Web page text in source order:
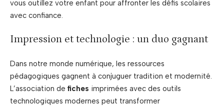
vous outillez votre enfant pour affronter les défis scolaires
avec confiance.
Impression et technologie : un duo gagnant
Dans notre monde numérique, les ressources
pédagogiques gagnent à conjuguer tradition et modernité.
L’association de fiches imprimées avec des outils
technologiques modernes peut transformer